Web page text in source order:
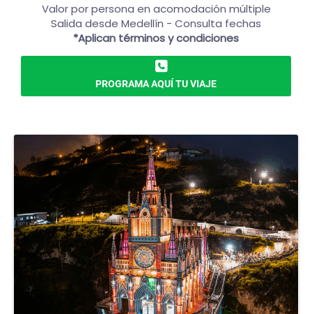
Valor por persona en acomodación múltiple
Salida desde Medellín - Consulta fechas
*Aplican términos y condiciones
PROGRAMA AQUÍ TU VIAJE